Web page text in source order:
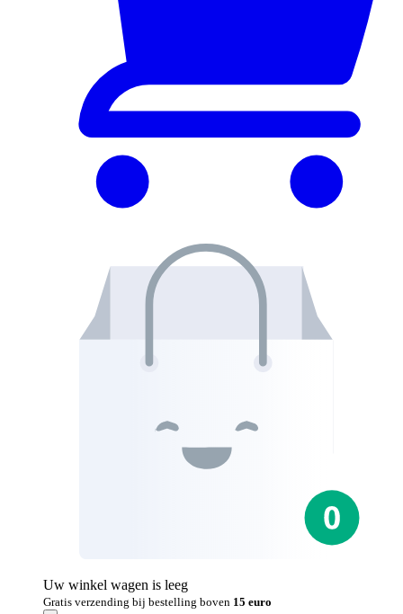
Uw winkel wagen is leeg
Gratis verzending bij bestelling boven 15 euro